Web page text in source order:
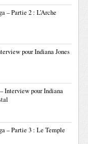
– Partie 2 : L’Arche
pour Indiana Jones
Interview pour Indiana
– Partie 3 : Le Temple